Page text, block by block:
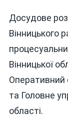
Досудове
Вінницького
Вінницької
Оперативний
та Головне
області.